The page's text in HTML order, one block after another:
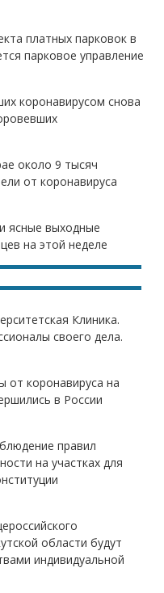
платных парковок в
парковое управление
коронавирусом снова
около 9 тысяч
от коронавируса
ясные выходные
на этой неделе
Клиника.
своего дела.
от коронавируса на
в России
правил
на участках для
области будут
индивидуальной